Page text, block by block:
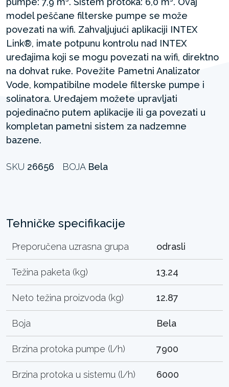
model peščane filterske pumpe se može
povezati na wifi. Zahvaljujući aplikaciji INTEX
Link®, imate potpunu kontrolu nad INTEX
uređajima koji se mogu povezati na wifi, direktno
na dohvat ruke. Povežite Pametni Analizator
Vode, kompatibilne modele filterske pumpe i
solinatora. Uređajem možete upravljati
pojedinačno putem aplikacije ili ga povezati u
kompletan pametni sistem za nadzemne
bazene.
SKU 26656 BOJA Bela
Tehničke specifikacije
Preporučena uzrasna grupa odrasli
Težina paketa (kg) 13.24
Neto težina proizvoda (kg) 12.87
Boja Bela
Brzina protoka pumpe (l/h) 7900
Brzina protoka u sistemu (l/h) 6000